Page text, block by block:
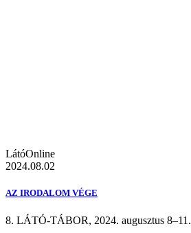
LátóOnline
2024.08.02
AZ IRODALOM VÉGE
8. LÁTÓ-TÁBOR, 2024. augusztus 8–11.